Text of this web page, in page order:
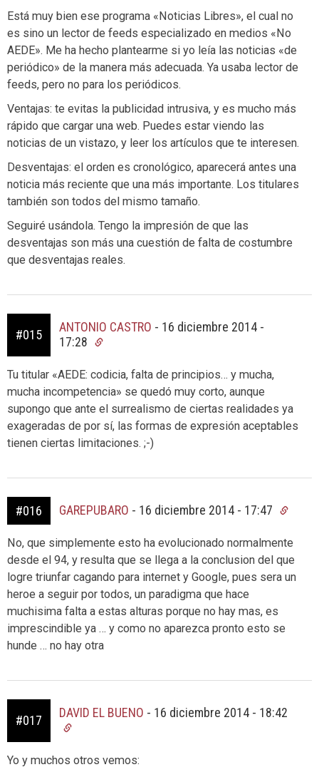
Está muy bien ese programa «Noticias Libres», el cual no
es sino un lector de feeds especializado en medios «No
AEDE». Me ha hecho plantearme si yo leía las noticias «de
periódico» de la manera más adecuada. Ya usaba lector de
feeds, pero no para los periódicos.
Ventajas: te evitas la publicidad intrusiva, y es mucho más
rápido que cargar una web. Puedes estar viendo las
noticias de un vistazo, y leer los artículos que te interesen.
Desventajas: el orden es cronológico, aparecerá antes una
noticia más reciente que una más importante. Los titulares
también son todos del mismo tamaño.
Seguiré usándola. Tengo la impresión de que las
desventajas son más una cuestión de falta de costumbre
que desventajas reales.
#015
ANTONIO CASTRO - 16 diciembre 2014 -
17:28
Tu titular «AEDE: codicia, falta de principios… y mucha,
mucha incompetencia» se quedó muy corto, aunque
supongo que ante el surrealismo de ciertas realidades ya
exageradas de por sí, las formas de expresión aceptables
tienen ciertas limitaciones. ;-)
#016 GAREPUBARO - 16 diciembre 2014 - 17:47
No, que simplemente esto ha evolucionado normalmente
desde el 94, y resulta que se llega a la conclusion del que
logre triunfar cagando para internet y Google, pues sera un
heroe a seguir por todos, un paradigma que hace
muchisima falta a estas alturas porque no hay mas, es
imprescindible ya … y como no aparezca pronto esto se
hunde … no hay otra
#017
DAVID EL BUENO - 16 diciembre 2014 - 18:42
Yo y muchos otros vemos: